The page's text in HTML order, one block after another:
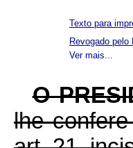
Ver mais...
Texto para
Revogado
O
lhe